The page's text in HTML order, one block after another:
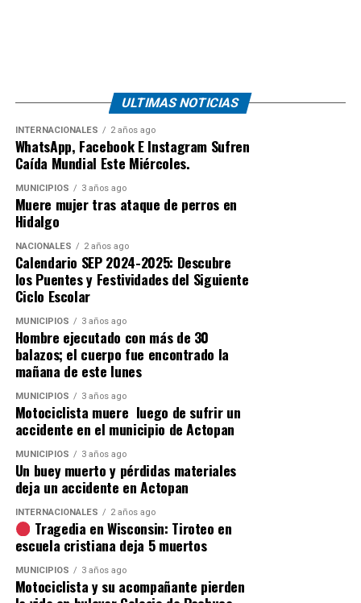
ULTIMAS NOTICIAS
INTERNACIONALES 2 años ago
WhatsApp, Facebook E Instagram Sufren
Caída Mundial Este Miércoles.
MUNICIPIOS 3 años ago
Muere mujer tras ataque de perros en
Hidalgo
NACIONALES 2 años ago
Calendario SEP 2024-2025: Descubre
los Puentes y Festividades del Siguiente
Ciclo Escolar
MUNICIPIOS 3 años ago
Hombre ejecutado con más de 30
balazos; el cuerpo fue encontrado la
mañana de este lunes
MUNICIPIOS 3 años ago
Motociclista muere luego de sufrir un
accidente en el municipio de Actopan
MUNICIPIOS 3 años ago
Un buey muerto y pérdidas materiales
deja un accidente en Actopan
INTERNACIONALES 2 años ago
Tragedia en Wisconsin: Tiroteo en
escuela cristiana deja 5 muertos
MUNICIPIOS 3 años ago
Motociclista y su acompañante pierden